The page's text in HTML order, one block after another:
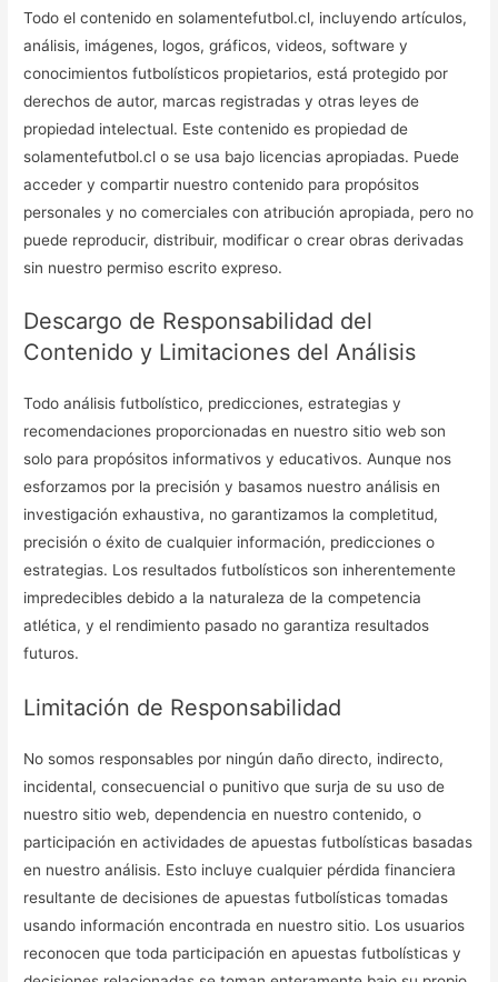
Todo el contenido en solamentefutbol.cl, incluyendo artículos,
análisis, imágenes, logos, gráficos, videos, software y
conocimientos futbolísticos propietarios, está protegido por
derechos de autor, marcas registradas y otras leyes de
propiedad intelectual. Este contenido es propiedad de
solamentefutbol.cl o se usa bajo licencias apropiadas. Puede
acceder y compartir nuestro contenido para propósitos
personales y no comerciales con atribución apropiada, pero no
puede reproducir, distribuir, modificar o crear obras derivadas
sin nuestro permiso escrito expreso.
Descargo de Responsabilidad del
Contenido y Limitaciones del Análisis
Todo análisis futbolístico, predicciones, estrategias y
recomendaciones proporcionadas en nuestro sitio web son
solo para propósitos informativos y educativos. Aunque nos
esforzamos por la precisión y basamos nuestro análisis en
investigación exhaustiva, no garantizamos la completitud,
precisión o éxito de cualquier información, predicciones o
estrategias. Los resultados futbolísticos son inherentemente
impredecibles debido a la naturaleza de la competencia
atlética, y el rendimiento pasado no garantiza resultados
futuros.
Limitación de Responsabilidad
No somos responsables por ningún daño directo, indirecto,
incidental, consecuencial o punitivo que surja de su uso de
nuestro sitio web, dependencia en nuestro contenido, o
participación en actividades de apuestas futbolísticas basadas
en nuestro análisis. Esto incluye cualquier pérdida financiera
resultante de decisiones de apuestas futbolísticas tomadas
usando información encontrada en nuestro sitio. Los usuarios
reconocen que toda participación en apuestas futbolísticas y